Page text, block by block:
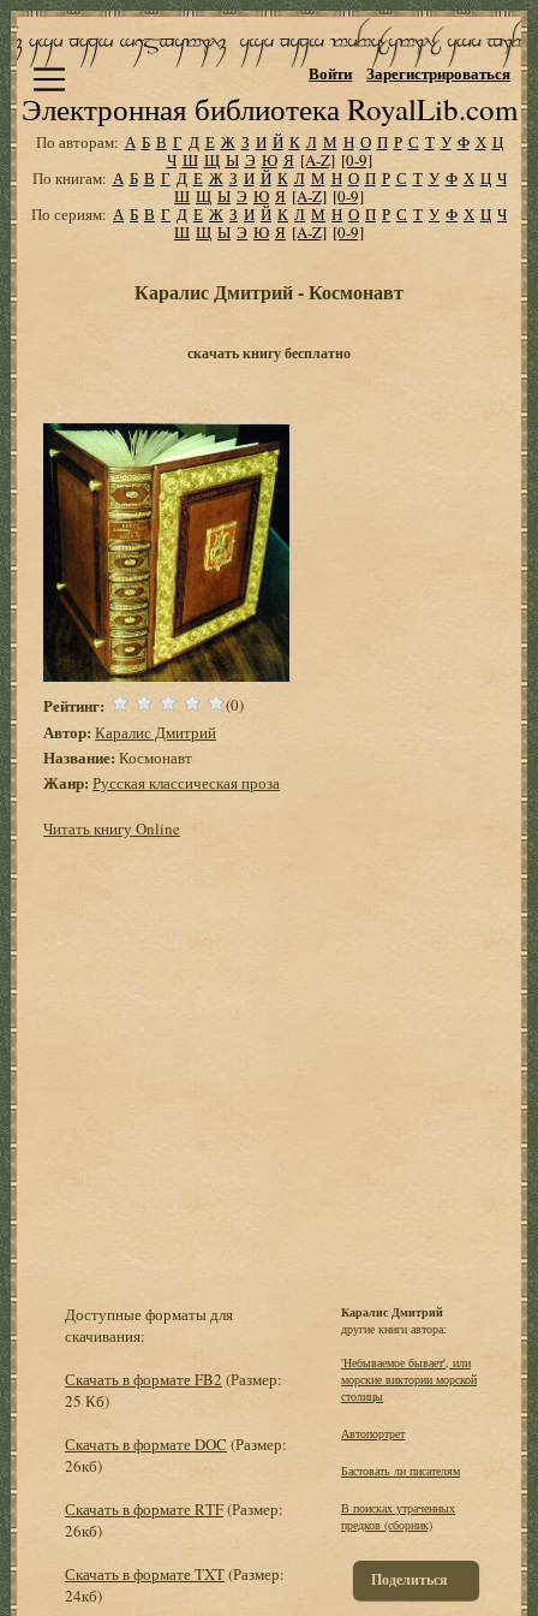
Электронная библиотека RoyalLib.com
Войти Зарегистрироваться
По авторам: А Б В Г Д Е Ж З И Й К Л М Н О П Р С Т У Ф Х Ц
Ч Ш Щ Ы Э Ю Я [A-Z] [0-9]
По книгам: А Б В Г Д Е Ж З И Й К Л М Н О П Р С Т У Ф Х Ц Ч
Ш Щ Ы Э Ю Я [A-Z] [0-9]
По сериям: А Б В Г Д Е Ж З И Й К Л М Н О П Р С Т У Ф Х Ц Ч
Ш Щ Ы Э Ю Я [A-Z] [0-9]
Каралис Дмитрий - Космонавт
скачать книгу бесплатно
Рейтинг: (0)
Автор: Каралис Дмитрий
Название: Космонавт
Жанр: Русская классическая проза
Читать книгу Online
Доступные форматы для
скачивания:
Скачать в формате FB2 (Размер:
25 Кб)
Скачать в формате DOC (Размер:
26кб)
Скачать в формате RTF(Размер:
26кб)
Скачать в формате TXT(Размер:
24кб)
Каралис Дмитрий
другие книги автора:
'Небываемое бывает', или
морские виктории морской
столицы
Автопортрет
Бастовать ли писателям
В поисках утраченных
предков (сборник)
Поделиться